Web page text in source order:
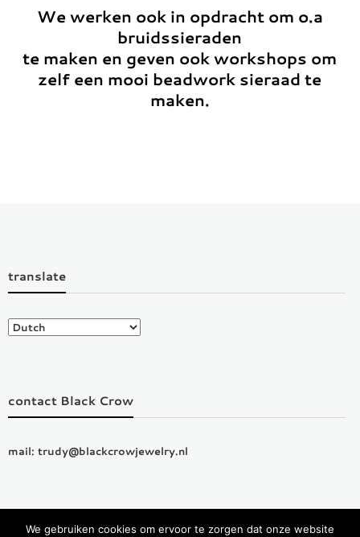
We werken ook in opdracht om o.a
bruidssieraden
te maken en geven ook workshops om
zelf een mooi beadwork sieraad te
maken.
translate
contact Black Crow
mail: trudy@blackcrowjewelry.nl
We gebruiken cookies om ervoor te zorgen dat onze website